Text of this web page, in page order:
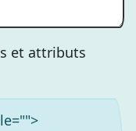
et attributs